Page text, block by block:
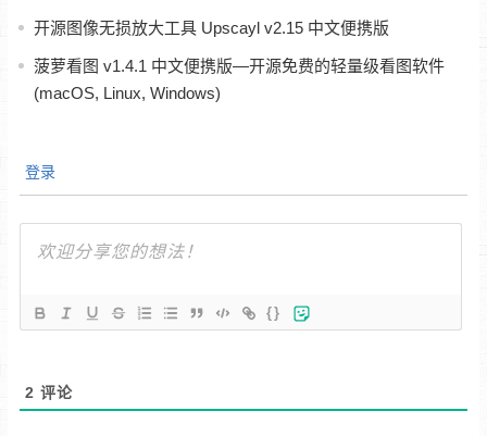
开源图像无损放大工具 Upscayl v2.15 中文便携版
菠萝看图 v1.4.1 中文便携版—开源免费的轻量级看图软件
(macOS, Linux, Windows)
登录
{}
2 评论